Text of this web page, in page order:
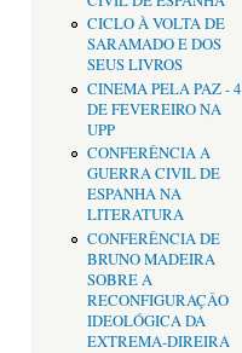
CICLO À VOLTA DE
SARAMADO E DOS
SEUS LIVROS
CINEMA PELA PAZ - 4
DE FEVEREIRO NA
UPP
CONFERÊNCIA A
GUERRA CIVIL DE
ESPANHA NA
LITERATURA
CONFERÊNCIA DE
BRUNO MADEIRA
SOBRE A
RECONFIGURAÇÂO
IDEOLÓGICA DA
EXTREMA-DIREIRA